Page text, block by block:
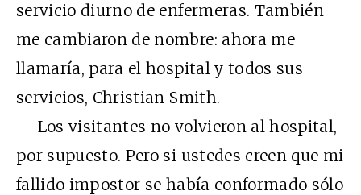
servicio diurno de enfermeras. También
me cambiaron de nombre: ahora me
llamaría, para el hospital y todos sus
servicios, Christian Smith.
Los visitantes no volvieron al hospital,
por supuesto. Pero si ustedes creen que mi
fallido impostor se había conformado sólo